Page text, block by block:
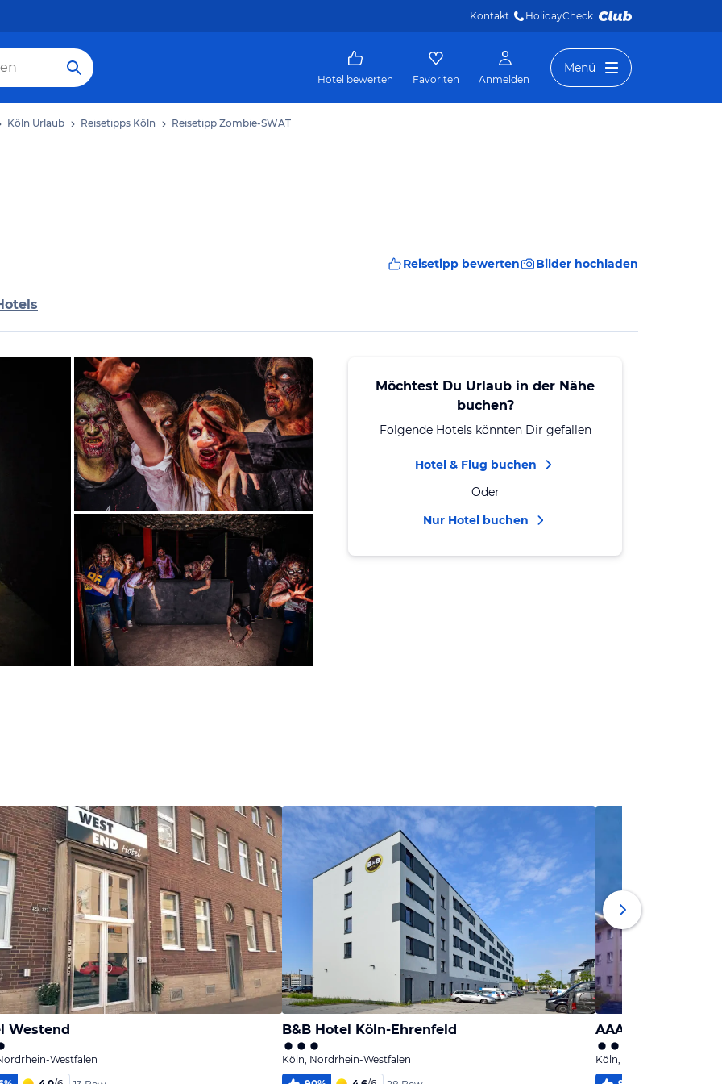
Kontakt HolidayCheck
Hotel bewerten Favoriten Anmelden
Menü
Köln Urlaub Reisetipps Köln Reisetipp Zombie-SWAT
Reisetipp bewerten Bilder hochladen
Bild melden
vom Hotelier
Möchtest Du Urlaub in der Nähe
buchen?
Folgende Hotels könnten Dir gefallen
Hotel & Flug buchen
Oder
Nur Hotel buchen
Westend
Westfalen
B&B Hotel Köln-Ehrenfeld
Köln, Nordrhein-Westfalen
AAA Budget Hotel
Köln, Nordrhein-